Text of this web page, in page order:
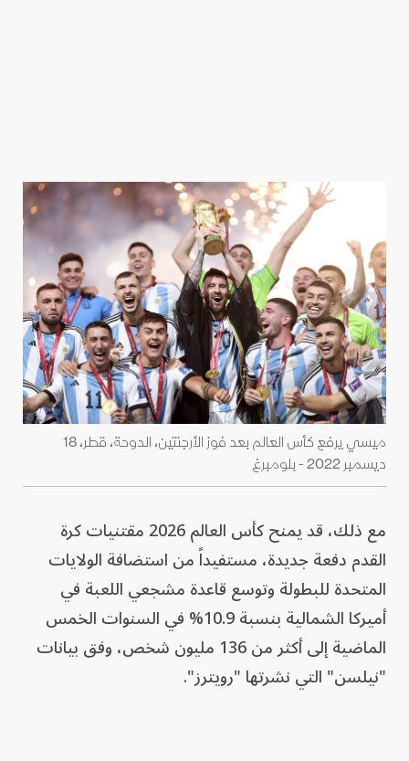
ميسي يرفع كأس العالم بعد فوز الأرجنتين، الدوحة، قطر، 18
ديسمبر 2022 - بلومبرغ
مع ذلك، قد يمنح كأس العالم 2026 مقتنيات كرة
القدم دفعة جديدة، مستفيداً من استضافة الولايات
المتحدة للبطولة وتوسع قاعدة مشجعي اللعبة في
أميركا الشمالية بنسبة 10.9% في السنوات الخمس
الماضية إلى أكثر من 136 مليون شخص، وفق بيانات
"نيلسن" التي نشرتها "رويترز".